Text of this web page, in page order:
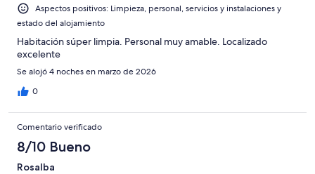
Aspectos positivos: Limpieza, personal, servicios y instalaciones y
estado del alojamiento
Habitación súper limpia. Personal muy amable. Localizado
excelente
Se alojó 4 noches en marzo de 2026
0
Comentario verificado
8/10 Bueno
Rosalba